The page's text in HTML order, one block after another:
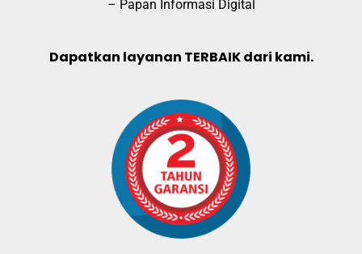
– Papan Informasi Digital
Dapatkan layanan TERBAIK dari kami.